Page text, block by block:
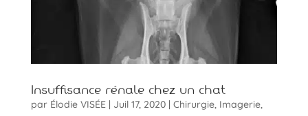
Insuffisance rénale chez un chat
par Élodie VISÉE| Juil 17, 2020| Chirurgie, Imagerie,